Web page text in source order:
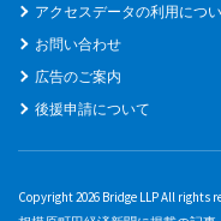
アクセスデータの利用につ
お問い合わせ
広告のご案内
後援申請について
Copyright 2026 Bridge LLP All rights